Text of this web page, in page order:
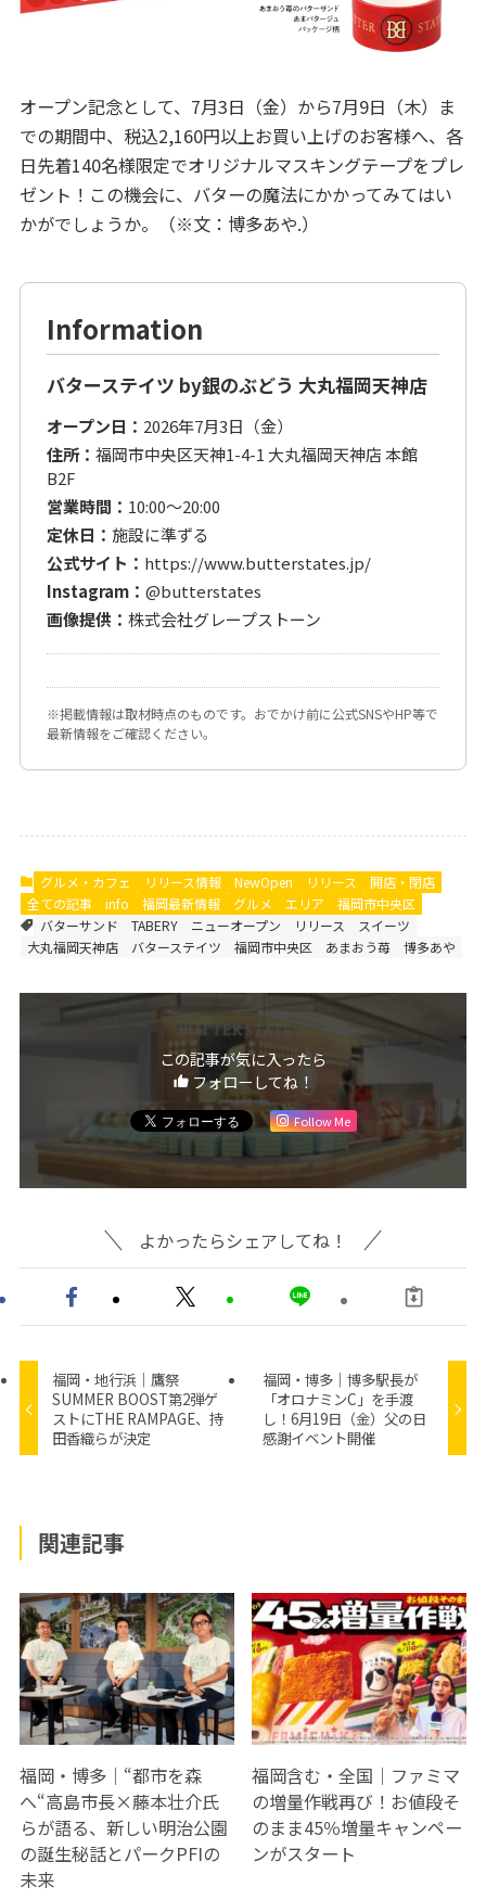
オープン記念として、7月3日（金）から7月9日（木）ま
での期間中、税込2,160円以上お買い上げのお客様へ、各
日先着140名様限定でオリジナルマスキングテープをプレ
ゼント！この機会に、バターの魔法にかかってみてはい
かがでしょうか。（※文：博多あや.）
Information
バターステイツ by銀のぶどう 大丸福岡天神店
オープン日： 2026年7月3日（金）
住所： 福岡市中央区天神1-4-1 大丸福岡天神店 本館
B2F
営業時間： 10:00〜20:00
定休日： 施設に準ずる
公式サイト： https://www.butterstates.jp/
Instagram： @butterstates
画像提供： 株式会社グレープストーン
※掲載情報は取材時点のものです。おでかけ前に公式SNSやHP等で
最新情報をご確認ください。
グルメ・カフェ リリース情報 NewOpen リリース
開店・閉店
全ての記事
info 福岡最新情報 グルメ エリア
福岡市中央区
バターサンド
TABERY ニューオープン リリース
スイーツ
大丸福岡天神店
バターステイツ 福岡市中央区 あまおう苺 博多あや
この記事が気に入ったら
フォローしてね！
Follow Me
よかったらシェアしてね！
福岡・地行浜｜鷹祭
SUMMER BOOST第2弾ゲ
ストにTHE RAMPAGE、持
田香織らが決定
福岡・博多｜博多駅長が
「オロナミンC」を手渡
し！6月19日（金）父の日
感謝イベント開催
関連記事
福岡・博多｜“都市を森
へ“高島市長×藤本壮介氏
らが語る、新しい明治公園
の誕生秘話とパークPFIの
未来
福岡含む・全国｜ファミマ
の増量作戦再び！お値段そ
のまま45％増量キャンペー
ンがスタート